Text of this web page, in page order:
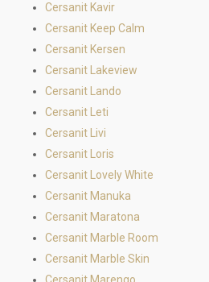
Cersanit Kavir
Cersanit Keep Calm
Cersanit Kersen
Cersanit Lakeview
Cersanit Lando
Cersanit Leti
Cersanit Livi
Cersanit Loris
Cersanit Lovely White
Cersanit Manuka
Cersanit Maratona
Cersanit Marble Room
Cersanit Marble Skin